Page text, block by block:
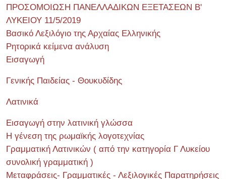
ΠΡΟΣΟΜΟΙΩΣΗ ΠΑΝΕΛΛΑΔΙΚΩΝ ΕΞΕΤΑΣΕΩΝ Β'
ΛΥΚΕΙΟΥ 11/5/2019
Βασικό Λεξιλόγιο της Αρχαίας Ελληνικής
Ρητορικά κείμενα ανάλυση
Εισαγωγή
Γενικής Παιδείας - Θουκυδίδης
Λατινικά
Εισαγωγή στην λατινική γλώσσα
Η γένεση της ρωμαϊκής λογοτεχνίας
Γραμματική Λατινικών ( από την κατηγορία Γ Λυκείου
συνολική γραμματική )
Μεταφράσεις- Γραμματικές - Λεξιλογικές Παρατηρήσεις